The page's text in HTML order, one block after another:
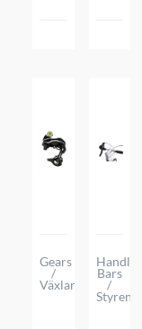
Gears
/
Växlar
Handle
Bars
/
Styren